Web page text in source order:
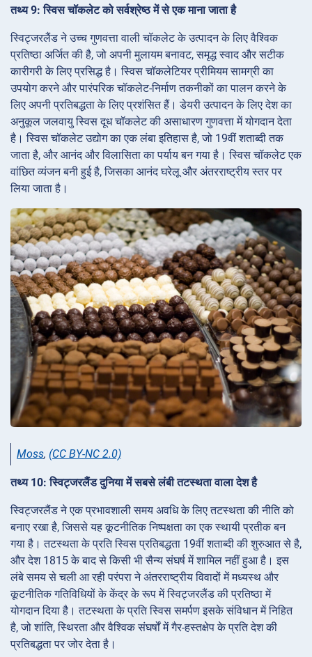
तथ्य 9: स्विस चॉकलेट को सर्वश्रेष्ठ में से एक माना जाता है
स्विट्जरलैंड ने उच्च गुणवत्ता वाली चॉकलेट के उत्पादन के लिए वैश्विक
प्रतिष्ठा अर्जित की है, जो अपनी मुलायम बनावट, समृद्ध स्वाद और सटीक
कारीगरी के लिए प्रसिद्ध है। स्विस चॉकलेटियर प्रीमियम सामग्री का
उपयोग करने और पारंपरिक चॉकलेट-निर्माण तकनीकों का पालन करने के
लिए अपनी प्रतिबद्धता के लिए प्रशंसित हैं। डेयरी उत्पादन के लिए देश का
अनुकूल जलवायु स्विस दूध चॉकलेट की असाधारण गुणवत्ता में योगदान देता
है। स्विस चॉकलेट उद्योग का एक लंबा इतिहास है, जो 19वीं शताब्दी तक
जाता है, और आनंद और विलासिता का पर्याय बन गया है। स्विस चॉकलेट एक
वांछित व्यंजन बनी हुई है, जिसका आनंद घरेलू और अंतरराष्ट्रीय स्तर पर
लिया जाता है।
Moss, (CC BY-NC 2.0)
तथ्य 10: स्विट्जरलैंड दुनिया में सबसे लंबी तटस्थता वाला देश है
स्विट्जरलैंड ने एक प्रभावशाली समय अवधि के लिए तटस्थता की नीति को
बनाए रखा है, जिससे यह कूटनीतिक निष्पक्षता का एक स्थायी प्रतीक बन
गया है। तटस्थता के प्रति स्विस प्रतिबद्धता 19वीं शताब्दी की शुरुआत से है,
और देश 1815 के बाद से किसी भी सैन्य संघर्ष में शामिल नहीं हुआ है। इस
लंबे समय से चली आ रही परंपरा ने अंतरराष्ट्रीय विवादों में मध्यस्थ और
कूटनीतिक गतिविधियों के केंद्र के रूप में स्विट्जरलैंड की प्रतिष्ठा में
योगदान दिया है। तटस्थता के प्रति स्विस समर्पण इसके संविधान में निहित
है, जो शांति, स्थिरता और वैश्विक संघर्षों में गैर-हस्तक्षेप के प्रति देश की
प्रतिबद्धता पर जोर देता है।